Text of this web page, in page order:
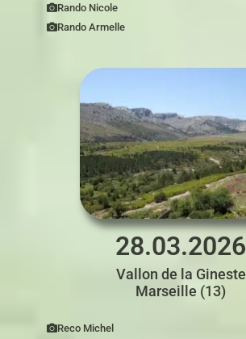
Rando Nicole
Rando Armelle
28.03.2026
Vallon de la Gineste
Marseille (13)
Reco Michel